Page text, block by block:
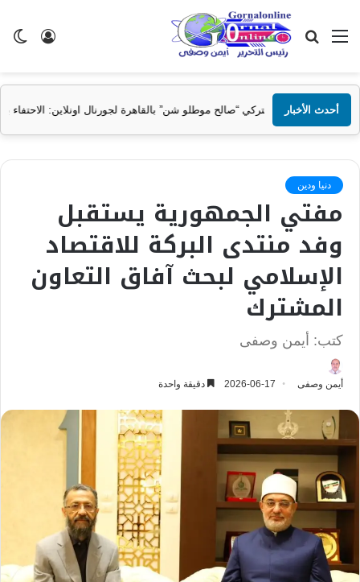
تسجيل
القائمة بحث
عن
أحدث الأخبار
شن” بالقاهرة لجورنال اونلاين: الاحتفاء بمحمد صلاح يعبر عن تقارب ثقافي
دنيا ودين
مفتي الجمهورية يستقبل
وفد منتدى البركة للاقتصاد
الإسلامي لبحث آفاق التعاون
المشترك
كتب: أيمن وصفى
أيمن وصفى 2026-06-17 دقيقة واحدة